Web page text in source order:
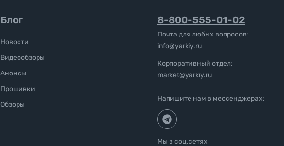
Блог
Новости
Видеообзоры
Анонсы
Прошивки
Обзоры
8-800-555-01-02
Почта для любых вопросов:
info@yarkiy.ru
Корпоративный отдел:
market@yarkiy.ru
Напишите нам в мессенджерах:
Мы в соц.сетях